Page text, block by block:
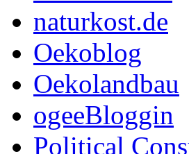
naturkost.de
Oekoblog
Oekolandbau
ogeeBloggin
Political